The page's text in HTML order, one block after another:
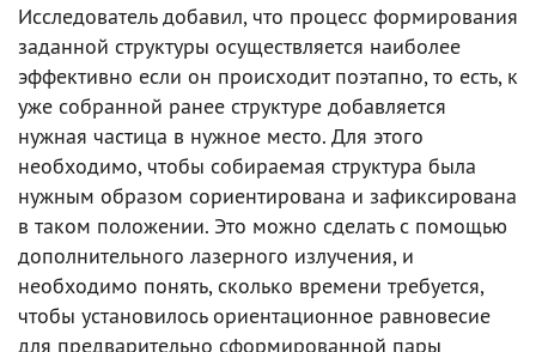
Исследователь добавил, что процесс формирования
заданной структуры осуществляется наиболее
эффективно если он происходит поэтапно, то есть, к
уже собранной ранее структуре добавляется
нужная частица в нужное место. Для этого
необходимо, чтобы собираемая структура была
нужным образом сориентирована и зафиксирована
в таком положении. Это можно сделать с помощью
дополнительного лазерного излучения, и
необходимо понять, сколько времени требуется,
чтобы установилось ориентационное равновесие
для предварительно сформированной пары